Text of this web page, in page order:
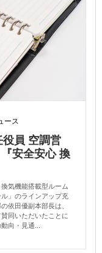
ース
員 空調営
安全安心 換
気機能搭載型ルーム
」のラインアップ充
依田優副本部長は、
同いただいたことに
向・見通...